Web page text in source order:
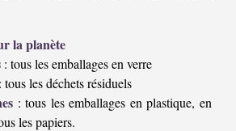
la planète
: tous les emballages en verre
: tous les déchets résiduels
: tous les emballages en plastique, en
les papiers.